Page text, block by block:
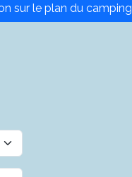
sur le plan du camping